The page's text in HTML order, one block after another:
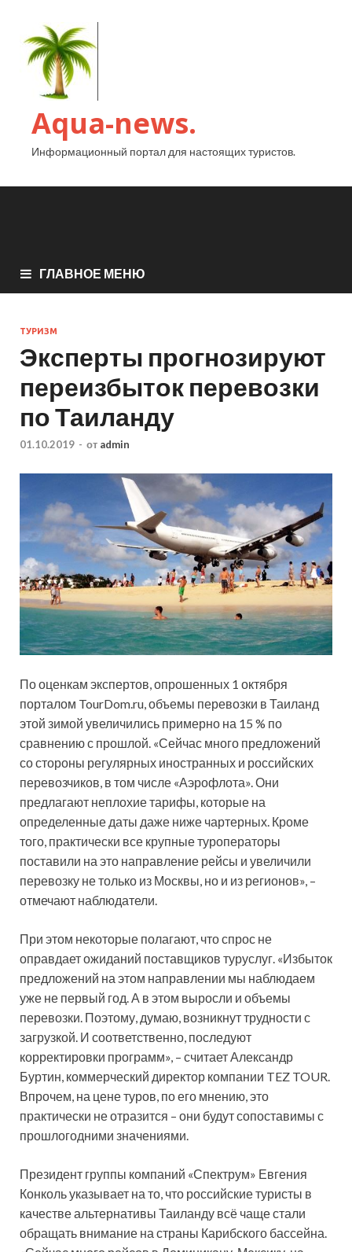
Aqua-news.
Информационный портал для настоящих туристов.
ГЛАВНОЕ МЕНЮ
ТУРИЗМ
Эксперты прогнозируют
переизбыток перевозки
по Таиланду
01.10.2019 - от admin
По оценкам экспертов, опрошенных 1 октября
порталом TourDom.ru, объемы перевозки в Таиланд
этой зимой увеличились примерно на 15 % по
сравнению с прошлой. «Сейчас много предложений
со стороны регулярных иностранных и российских
перевозчиков, в том числе «Аэрофлота». Они
предлагают неплохие тарифы, которые на
определенные даты даже ниже чартерных. Кроме
того, практически все крупные туроператоры
поставили на это направление рейсы и увеличили
перевозку не только из Москвы, но и из регионов», –
отмечают наблюдатели.
При этом некоторые полагают, что спрос не
оправдает ожиданий поставщиков туруслуг. «Избыток
предложений на этом направлении мы наблюдаем
уже не первый год. А в этом выросли и объемы
перевозки. Поэтому, думаю, возникнут трудности с
загрузкой. И соответственно, последуют
корректировки программ», – считает Александр
Буртин, коммерческий директор компании TEZ TOUR.
Впрочем, на цене туров, по его мнению, это
практически не отразится – они будут сопоставимы с
прошлогодними значениями.
Президент группы компаний «Спектрум» Евгения
Конколь указывает на то, что российские туристы в
качестве альтернативы Таиланду всё чаще стали
обращать внимание на страны Карибского бассейна.